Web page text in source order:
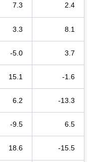
7.3 2.4
3.3 8.1
-5.0 3.7
15.1 -1.6
6.2 -13.3
-9.5 6.5
18.6 -15.5